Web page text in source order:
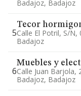
Badajoz, Badajoz
5
Tecor
Calle El Potril, S/
Badajoz
6
Muebles y
Calle Juan Barjola,
Badajoz, Badajoz